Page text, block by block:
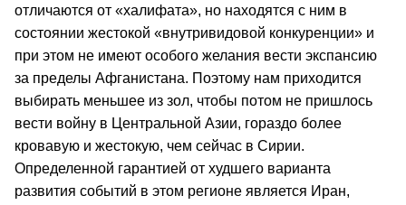
отличаются от «халифата», но находятся с ним в
состоянии жестокой «внутривидовой конкуренции» и
при этом не имеют особого желания вести экспансию
за пределы Афганистана. Поэтому нам приходится
выбирать меньшее из зол, чтобы потом не пришлось
вести войну в Центральной Азии, гораздо более
кровавую и жестокую, чем сейчас в Сирии.
Определенной гарантией от худшего варианта
развития событий в этом регионе является Иран,